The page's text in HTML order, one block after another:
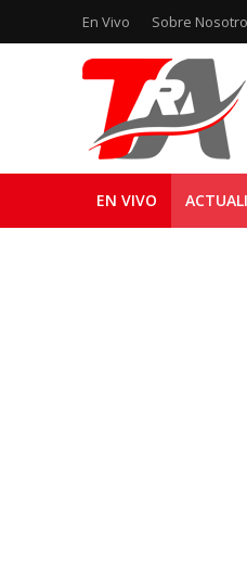
En Vivo Sobre
EN VIVO